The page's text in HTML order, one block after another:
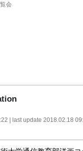
会
| last update 2018.02.18